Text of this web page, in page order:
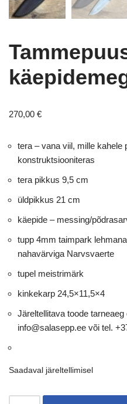
270,00 €
tera – vana viil, mille kahele
konstruktsiooniteras
tera pikkus 9,5 cm
üldpikkus 21 cm
käepide – messing/
tupp 4mm taimpark
nahavärviga Narvsvaerte
tupel meistrimärk
kinkekarp 24,5×11,5×4
Järeltellitava toode
info@salasepp.ee või tel.
Saadaval järeltellimisel